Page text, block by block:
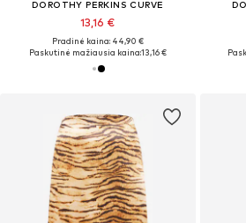
DOROTHY PERKINS CURVE
13,16 €
Pradinė kaina: 44,90 €
Paskutinė mažiausia kaina:13,16 €